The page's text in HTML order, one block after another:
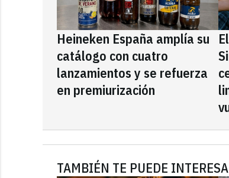
Heineken España amplía su
catálogo con cuatro
lanzamientos y se refuerza
en premiurización
TAMBIÉN TE PUEDE